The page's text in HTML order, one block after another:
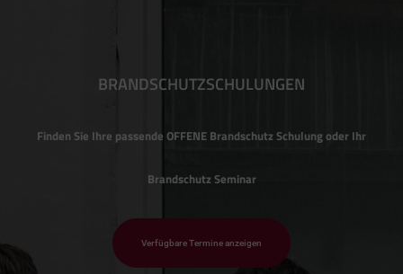
BRANDSCHUTZSCHULUNGEN
Finden Sie Ihre passende OFFENE Brandschutz Schulung oder Ihr
Brandschutz Seminar
Verfügbare Termine anzeigen